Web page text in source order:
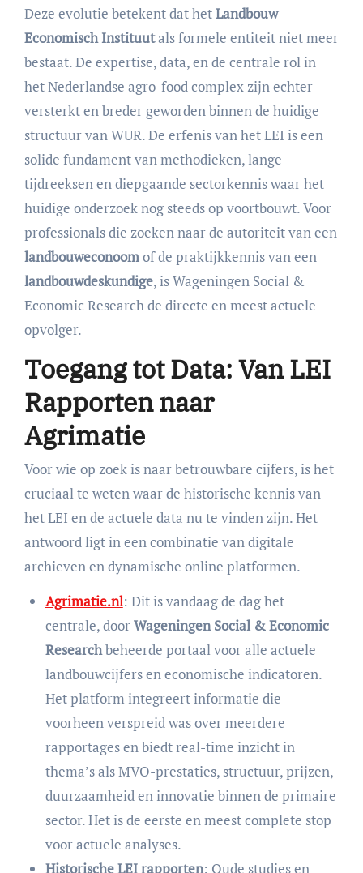
Deze evolutie betekent dat hetLandbouw
Economisch Instituutals formele entiteit niet meer
bestaat. De expertise, data, en de centrale rol in
het Nederlandse agro-food complex zijn echter
versterkt en breder geworden binnen de huidige
structuur van WUR. De erfenis van het LEI is een
solide fundament van methodieken, lange
tijdreeksen en diepgaande sectorkennis waar het
huidige onderzoek nog steeds op voortbouwt. Voor
professionals die zoeken naar de autoriteit van een
landbouweconoomof de praktijkkennis van een
landbouwdeskundige, is Wageningen Social &
Economic Research de directe en meest actuele
opvolger.
Toegang tot Data: Van LEI
Rapporten naar
Agrimatie
Voor wie op zoek is naar betrouwbare cijfers, is het
cruciaal te weten waar de historische kennis van
het LEI en de actuele data nu te vinden zijn. Het
antwoord ligt in een combinatie van digitale
archieven en dynamische online platformen.
Agrimatie.nl: Dit is vandaag de dag het
centrale, doorWageningen Social & Economic
Researchbeheerde portaal voor alle actuele
landbouwcijfers en economische indicatoren.
Het platform integreert informatie die
voorheen verspreid was over meerdere
rapportages en biedt real-time inzicht in
thema’s als MVO-prestaties, structuur, prijzen,
duurzaamheid en innovatie binnen de primaire
sector. Het is de eerste en meest complete stop
voor actuele analyses.
Historische LEI rapporten: Oude studies en